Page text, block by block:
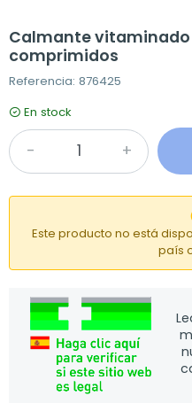
Calmante vitaminado
comprimidos
Referencia: 876425
En stock
Este producto no está
país